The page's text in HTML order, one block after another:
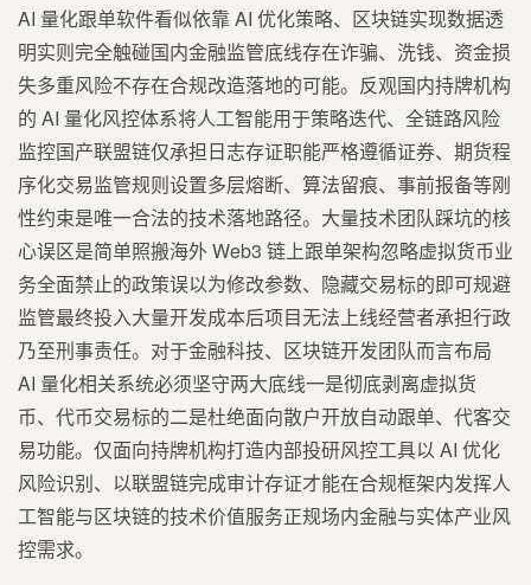
AI 量化跟单软件看似依靠 AI 优化策略、区块链实现数据透
明实则完全触碰国内金融监管底线存在诈骗、洗钱、资金损
失多重风险不存在合规改造落地的可能。反观国内持牌机构
的 AI 量化风控体系将人工智能用于策略迭代、全链路风险
监控国产联盟链仅承担日志存证职能严格遵循证券、期货程
序化交易监管规则设置多层熔断、算法留痕、事前报备等刚
性约束是唯一合法的技术落地路径。大量技术团队踩坑的核
心误区是简单照搬海外 Web3 链上跟单架构忽略虚拟货币业
务全面禁止的政策误以为修改参数、隐藏交易标的即可规避
监管最终投入大量开发成本后项目无法上线经营者承担行政
乃至刑事责任。对于金融科技、区块链开发团队而言布局
AI 量化相关系统必须坚守两大底线一是彻底剥离虚拟货
币、代币交易标的二是杜绝面向散户开放自动跟单、代客交
易功能。仅面向持牌机构打造内部投研风控工具以 AI 优化
风险识别、以联盟链完成审计存证才能在合规框架内发挥人
工智能与区块链的技术价值服务正规场内金融与实体产业风
控需求。